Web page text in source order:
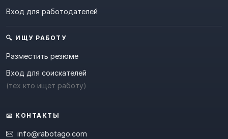
Вход для работодателей
🔍 ИЩУ РАБОТУ
Разместить резюме
Вход для соискателей
(тех кто ищет работу)
📧 КОНТАКТЫ
info@rabotago.com